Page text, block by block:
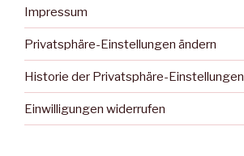
Impressum
Privatsphäre-Einstellungen ändern
Historie der Privatsphäre-Einstellungen
Einwilligungen widerrufen